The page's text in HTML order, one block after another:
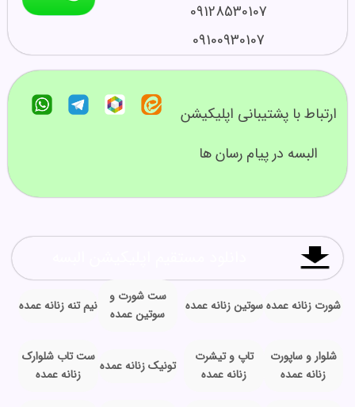
09128530107
09100930107
ارتباط با پشتیبانی اپلیکیشن
البسه در پیام رسان ها
شورت زنانه عمده سوتین زنانه عمده
ست شورت و
سوتین عمده
نیم تنه زنانه عمده
شلوار و ساپورت
زنانه عمده
تاپ و تیشرت
زنانه عمده
تونیک زنانه عمده
ست تاب شلوارک
زنانه عمده